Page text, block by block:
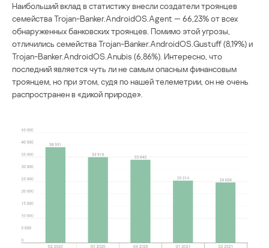
Наибольший вклад в статистику внесли создатели троянцев
семейства Trojan-Banker.AndroidOS.Agent — 66,23% от всех
обнаруженных банковских троянцев. Помимо этой угрозы,
отличились семейства Trojan-Banker.AndroidOS.Gustuff (8,19%) и
Trojan-Banker.AndroidOS.Anubis (6,86%). Интересно, что
последний является чуть ли не самым опасным финансовым
троянцем, но при этом, судя по нашей телеметрии, он не очень
распространен в «дикой природе».